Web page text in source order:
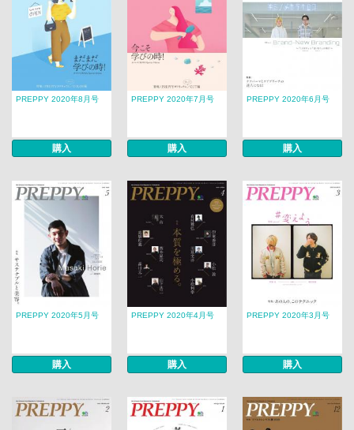
PREPPY 2020年8月号
購入
PREPPY 2020年7月号
購入
PREPPY 2020年6月号
購入
PREPPY 2020年5月号
購入
PREPPY 2020年4月号
購入
PREPPY 2020年3月号
購入